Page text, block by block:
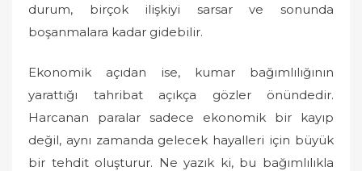
durum, birçok ilişkiyi sarsar ve sonunda
boşanmalara kadar gidebilir.
Ekonomik açıdan ise, kumar bağımlılığının
yarattığı tahribat açıkça gözler önündedir.
Harcanan paralar sadece ekonomik bir kayıp
değil, aynı zamanda gelecek hayalleri için büyük
bir tehdit oluşturur. Ne yazık ki, bu bağımlılıkla